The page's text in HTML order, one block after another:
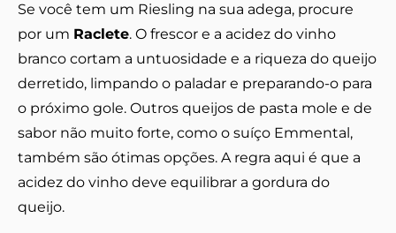
Se você tem um Riesling na sua adega, procure
por um Raclete. O frescor e a acidez do vinho
branco cortam a untuosidade e a riqueza do queijo
derretido, limpando o paladar e preparando-o para
o próximo gole. Outros queijos de pasta mole e de
sabor não muito forte, como o suíço Emmental,
também são ótimas opções. A regra aqui é que a
acidez do vinho deve equilibrar a gordura do
queijo.